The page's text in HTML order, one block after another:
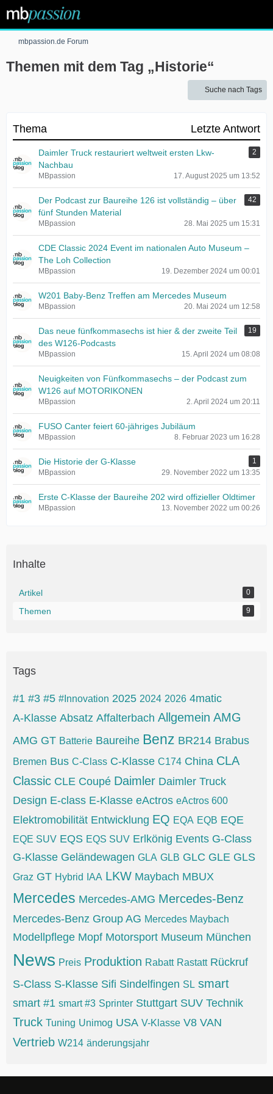
mbpassion.de Forum
Themen mit dem Tag „Historie“
Suche nach Tags
Thema Letzte Antwort
Daimler Truck restauriert weltweit ersten Lkw-
Nachbau
2
MBpassion 17. August 2025 um 13:52
Der Podcast zur Baureihe 126 ist vollständig – über
fünf Stunden Material
42
MBpassion 28. Mai 2025 um 15:31
CDE Classic 2024 Event im nationalen Auto Museum –
The Loh Collection
MBpassion 19. Dezember 2024 um 00:01
W201 Baby-Benz Treffen am Mercedes Museum
MBpassion 20. Mai 2024 um 12:58
Das neue fünfkommasechs ist hier & der zweite Teil
des W126-Podcasts
19
MBpassion 15. April 2024 um 08:08
Neuigkeiten von Fünfkommasechs – der Podcast zum
W126 auf MOTORIKONEN
MBpassion 2. April 2024 um 20:11
FUSO Canter feiert 60-jähriges Jubiläum
MBpassion 8. Februar 2023 um 16:28
Die Historie der G-Klasse
1
MBpassion
29. November 2022 um 13:35
Erste C-Klasse der Baureihe 202 wird offizieller Oldtimer
MBpassion 13. November 2022 um 00:26
Inhalte
Artikel 0
Themen 9
Tags
#1 #3 #5 #Innovation 2025 2024 2026 4matic
A-Klasse Absatz Affalterbach Allgemein AMG
AMG GT Batterie Baureihe Benz BR214 Brabus
Bremen Bus C-Class C-Klasse C174 China CLA
Classic CLE Coupé Daimler Daimler Truck
Design E-class E-Klasse eActros eActros 600
Elektromobilität Entwicklung EQ EQA EQB EQE
EQE SUV EQS EQS SUV Erlkönig Events G-Class
G-Klasse Geländewagen GLA GLB GLC GLE GLS
Graz GT Hybrid IAA LKW Maybach MBUX
Mercedes Mercedes-AMG Mercedes-Benz
Mercedes-Benz Group AG Mercedes Maybach
Modellpflege Mopf Motorsport Museum München
News Preis Produktion Rabatt Rastatt Rückruf
S-Class S-Klasse Sifi Sindelfingen SL smart
smart #1 smart #3 Sprinter Stuttgart SUV Technik
Truck Tuning Unimog USA V-Klasse V8 VAN
Vertrieb W214 änderungsjahr